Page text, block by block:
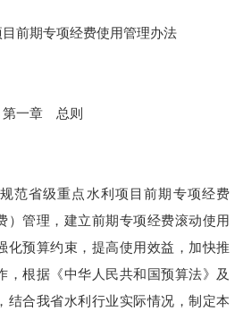
前期专项经费使用管理办法
第一章 总则
范省级重点水利项目前期专项经费
）管理，建立前期专项经费滚动使用
化预算约束，提高使用效益， 加快推
，根据《中华人民共和国预算法》 及
结合我省水利行业实际情况，制定本